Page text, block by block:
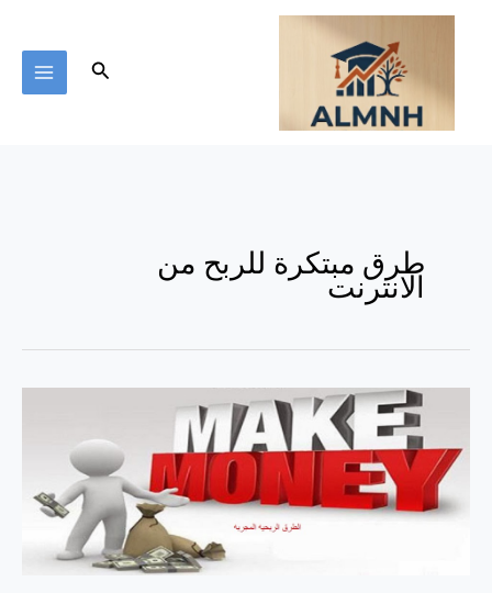
تخطي
البحث
طرق مبتكرة للربح من
الانترنت
السرد